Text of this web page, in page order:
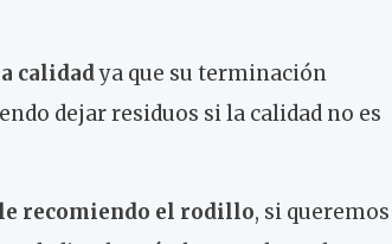
calidadya que su terminación
dejar residuos si la calidad no es
recomiendo el rodillo, si queremos